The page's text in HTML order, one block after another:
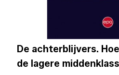
De achterblijvers.
de lagere